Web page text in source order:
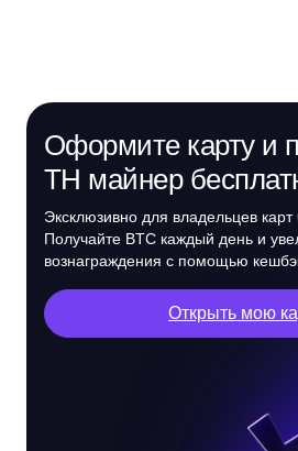
Оформите карту и
TH майнер
Эксклюзивно для владельцев карт
Получайте BTC каждый день и
вознаграждения с помощью
Открыть мою